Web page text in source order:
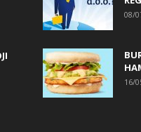
08/
16/